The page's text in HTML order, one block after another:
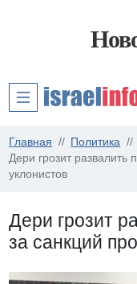
Главная
Политика
Дери грозит развалить
уклонистов
Дери грозит
за санкций